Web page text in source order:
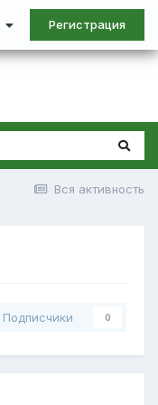
Регистрация
Вся активность
Подписчики 0